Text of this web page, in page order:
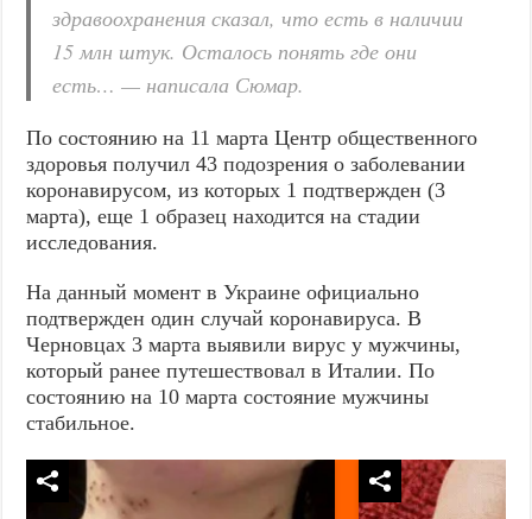
здравоохранения сказал, что есть в наличии
15 млн штук. Осталось понять где они
есть… — написала Сюмар.
По состоянию на 11 марта Центр общественного
здоровья получил 43 подозрения о заболевании
коронавирусом, из которых 1 подтвержден (3
марта), еще 1 образец находится на стадии
исследования.
На данный момент в Украине официально
подтвержден один случай коронавируса. В
Черновцах 3 марта выявили вирус у мужчины,
который ранее путешествовал в Италии. По
состоянию на 10 марта состояние мужчины
стабильное.